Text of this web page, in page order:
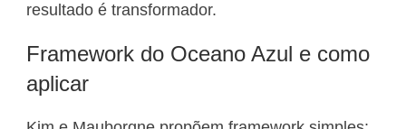
resultado é transformador.
Framework do Oceano Azul e como
aplicar